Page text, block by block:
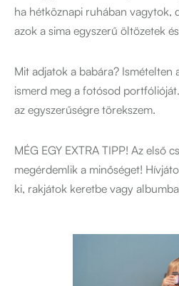
ha hétköznapi ruhában vagytok,
azok a sima egyszerű öltözetek
Mit adjatok a babára?
ismerd meg a fotósod
az egyszerűségre törekszem.
MÉG EGY EXTRA TIPP! Az első
megérdemlik a minőséget!
ki, rakjátok keretbe vagy